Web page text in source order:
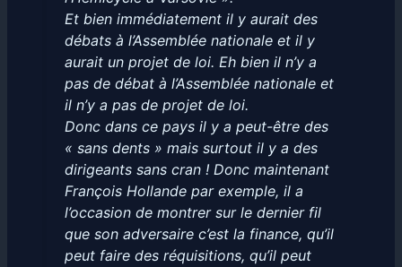
Et bien immédiatement il y aurait des
débats à l’Assemblée nationale et il y
aurait un projet de loi. Eh bien il n’y a
pas de débat à l’Assemblée nationale et
il n’y a pas de projet de loi.
Donc dans ce pays il y a peut-être des
« sans dents » mais surtout il y a des
dirigeants sans cran ! Donc maintenant
François Hollande par exemple, il a
l’occasion de montrer sur le dernier fil
que son adversaire c’est la finance, qu’il
peut faire des réquisitions, qu’il peut